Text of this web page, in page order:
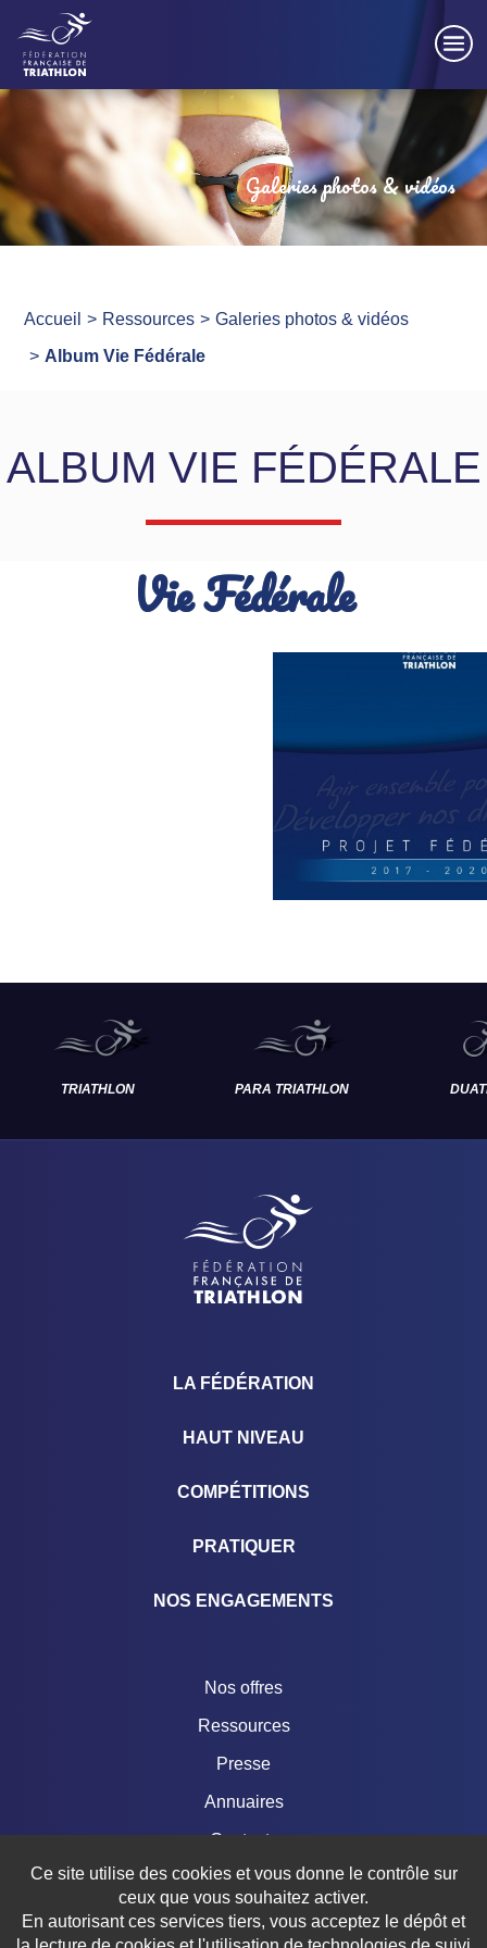
Galeries photos & vidéos
Accueil Ressources
Galeries photos & vidéos
Album Vie Fédérale
ALBUM VIE FÉDÉRALE
Vie Fédérale
Projet
TRIATHLON PARA TRIATHLON
LA FÉDÉRATION
HAUT NIVEAU
COMPÉTITIONS
PRATIQUER
NOS ENGAGEMENTS
Nos offres
Ressources
Presse
Annuaires
Contacts
Boutique
Panneau de gestion des cookies
Ce site utilise des cookies et vous donne le contrôle sur
ceux que vous souhaitez activer.
En autorisant ces services tiers, vous acceptez le dépôt et